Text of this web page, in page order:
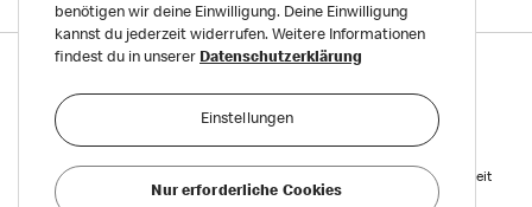
Datenschutz
Reports on Human and Environmental Rights Erklärung zur Barrierefreiheit
benötigen wir deine Einwilligung. Deine Einwilligung
kannst du jederzeit widerrufen. Weitere Informationen
findest du in unserer Datenschutzerklärung
Einstellungen
Nur erforderliche Cookies